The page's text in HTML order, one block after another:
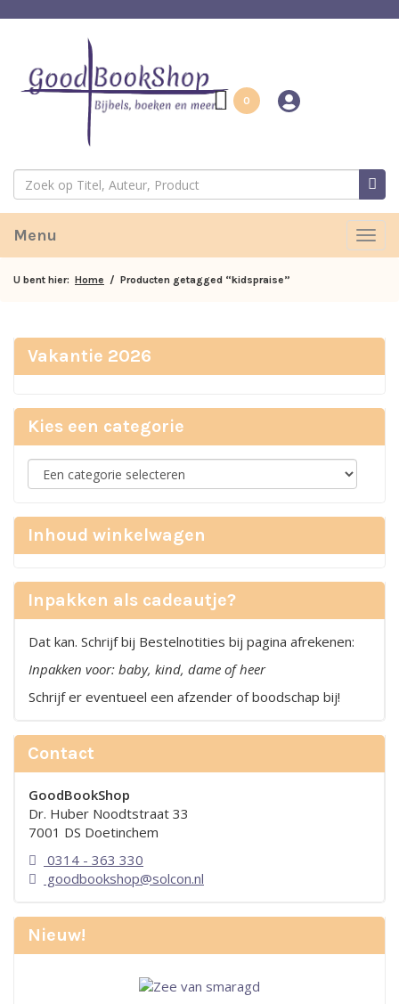
0
Menu
U bent hier: Home / Producten getagged “kidspraise”
Vakantie 2026
Kies een categorie
Inhoud winkelwagen
Inpakken als cadeautje?
Dat kan. Schrijf bij Bestelnotities bij pagina afrekenen:
Inpakken voor: baby, kind, dame of heer
Schrijf er eventueel een afzender of boodschap bij!
Contact
GoodBookShop
Dr. Huber Noodtstraat 33
7001 DS Doetinchem
0314 - 363 330
goodbookshop@solcon.nl
Nieuw!